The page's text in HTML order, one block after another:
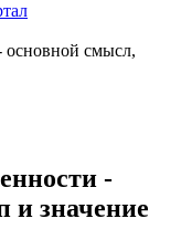
основной смысл,
-
и значение